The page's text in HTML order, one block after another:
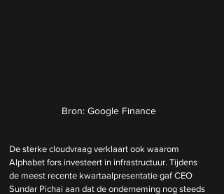
Bron: Google Finance
De sterke cloudvraag verklaart ook waarom
Alphabet fors investeert in infrastructuur. Tijdens
de meest recente kwartaalpresentatie gaf CEO
Sundar Pichai aan dat de onderneming nog steeds